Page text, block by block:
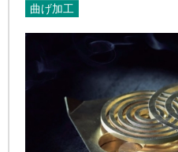
曲げ加工